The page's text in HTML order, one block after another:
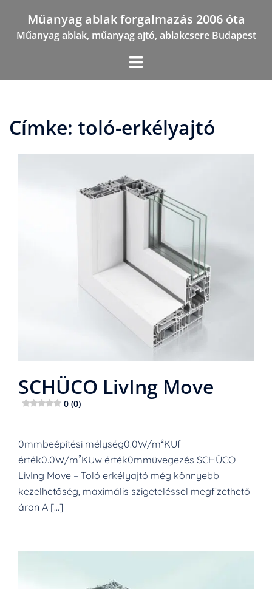
content
Műanyag ablak forgalmazás 2006 óta
Műanyag ablak, műanyag ajtó, ablakcsere Budapest
Címke: toló-erkélyajtó
SCHÜCO LivIng Move
0 (0)
0mmbeépítési mélység0.0W/m²KUf
érték0.0W/m²KUw érték0mmüvegezés SCHÜCO
LivIng Move – Toló erkélyajtó még könnyebb
kezelhetőség, maximális szigeteléssel megfizethető
áron A […]